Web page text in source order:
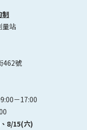
制
量站
462號
－17:00
8/15(六)